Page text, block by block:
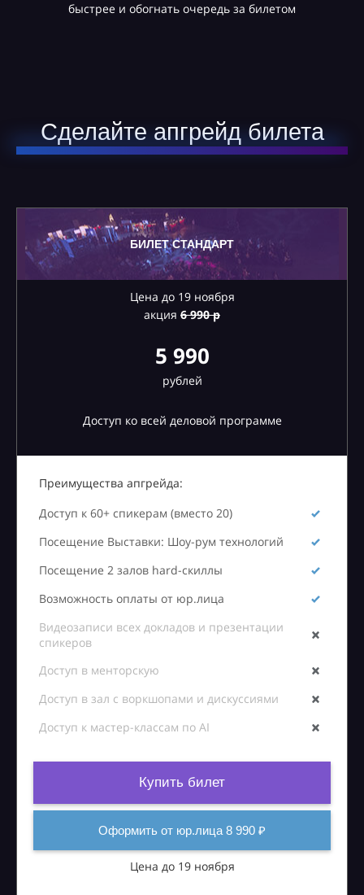
быстрее и обогнать очередь за билетом
Сделайте апгрейд билета
БИЛЕТ СТАНДАРТ
Цена до 19 ноября
акция 6990 р
5 990
рублей
Доступ ко всей деловой программе
Преимущества апгрейда:
Доступ к 60+ спикерам (вместо 20)
Посещение Выставки: Шоу-рум технологий
Посещение 2 залов hard-скиллы
Возможность оплаты от юр.лица
Видеозаписи всех докладов и презентации
спикеров
Доступ в менторскую
Доступ в зал с воркшопами и дискуссиями
Доступ к мастер-классам по AI
Купить билет
Оформить от юр.лица 8 990 ₽
Цена до 19 ноября